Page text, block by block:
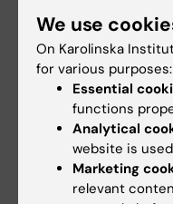
Renske Altena
We use
On Karolinska
for various purposes:
Essential
functions
Analytical
website is
Marketing
relevant